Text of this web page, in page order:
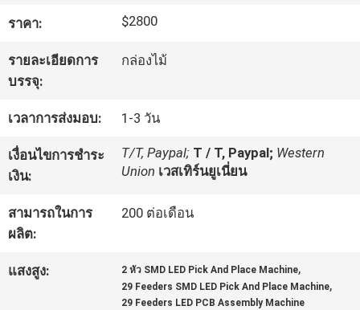
ทัวร์
โรงงาน
การ
ควบคุม
คุณภาพ
ติดต่อ
เรา
ราคา: $2800
รายละเอียดการ
บรรจุ:
กล่องไม้
เวลาการส่งมอบ: 1-3 วัน
เงื่อนไขการชำระ
เงิน:
T/T, Paypal; T / T, Paypal; Western
Union เวสเทิร์นยูเนี่ยน
สามารถในการ
ผลิต:
200 ต่อเดือน
แสงสูง: 2 หัว SMD LED Pick And Place Machine,
29 Feeders SMD LED Pick And Place Machine,
29 Feeders LED PCB Assembly Machine